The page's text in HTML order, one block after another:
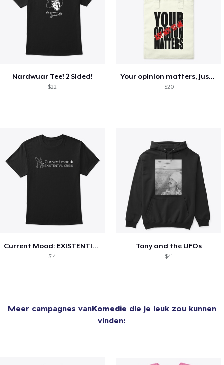
Nardwuar Tee! 2 Sided!
$22
Your opinion matters, Just not to me!
$20
Current Mood: EXISTENTIAL CRISIS
$14
Tony and the UFOs
$41
Meer campagnes vanKomedie die je leuk zou kunnen
vinden: